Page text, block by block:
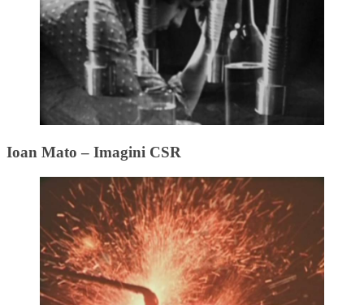
Ioan Mato – Imagini CSR